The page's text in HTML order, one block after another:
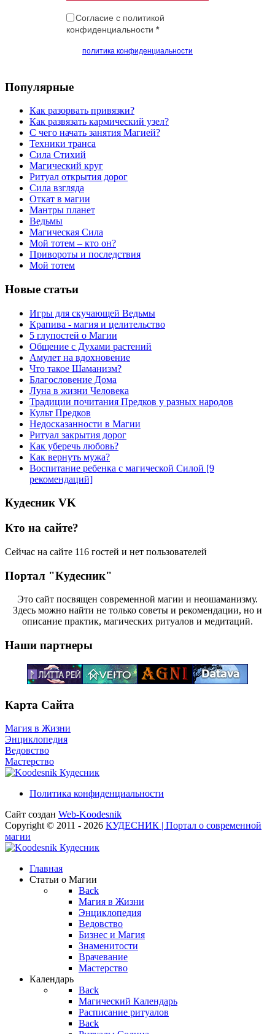
Согласие с политикой
конфиденциальности *
политика конфиденциальности
Популярные
Как разорвать привязки?
Как развязать кармический узел?
С чего начать занятия Магией?
Техники транса
Сила Стихий
Магический круг
Ритуал открытия дорог
Сила взгляда
Откат в магии
Мантры планет
Ведьмы
Магическая Сила
Мой тотем – кто он?
Привороты и последствия
Мой тотем
Новые статьи
Игры для скучающей Ведьмы
Крапива - магия и целительство
5 глупостей о Магии
Общение с Духами растений
Амулет на вдохновение
Что такое Шаманизм?
Благословение Дома
Луна в жизни Человека
Традиции почитания Предков у разных народов
Культ Предков
Недосказанности в Магии
Ритуал закрытия дорог
Как уберечь любовь?
Как вернуть мужа?
Воспитание ребенка с магической Силой [9
рекомендаций]
Кудесник VK
Кто на сайте?
Сейчас на сайте 116 гостей и нет пользователей
Портал "Кудесник"
Это сайт посвящен современной магии и неошаманизму.
Здесь можно найти не только советы и рекомендации, но и
описание практик, магических ритуалов и медитаций.
Наши партнеры
Карта Сайта
Магия в Жизни
Энциклопедия
Ведовство
Мастерство
Кудесник
Политика конфиденциальности
Сайт создан Web-Koodesnik
Copyright © 2011 - 2026 КУДЕСНИК | Портал о современной
магии
Кудесник
Главная
Статьи о Магии
Back
Магия в Жизни
Энциклопедия
Ведовство
Бизнес и Магия
Знаменитости
Врачевание
Мастерство
Календарь
Back
Магический Календарь
Расписание ритуалов
Back